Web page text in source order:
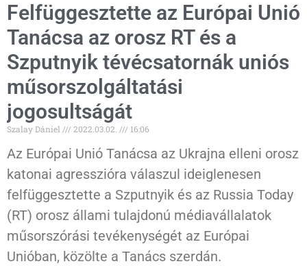
Felfüggesztette az Európai Unió
Tanácsa az orosz RT és a
Szputnyik tévécsatornák uniós
műsorszolgáltatási
jogosultságát
Szalay Dániel 2022.03.02. 16:06
Az Európai Unió Tanácsa az Ukrajna elleni orosz
katonai agresszióra válaszul ideiglenesen
felfüggesztette a Szputnyik és az Russia Today
(RT) orosz állami tulajdonú médiavállalatok
műsorszórási tevékenységét az Európai
Unióban, közölte a Tanács szerdán.